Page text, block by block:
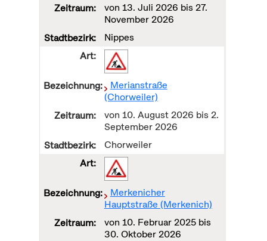
von 13. Juli 2026 bis27.
November 2026
Nippes
Merianstraße
(Chorweiler)
von 10. August 2026 bis 2.
September 2026
Chorweiler
Merkenicher
Hauptstraße (Merkenich)
von 10. Februar 2025bis
30. Oktober 2026